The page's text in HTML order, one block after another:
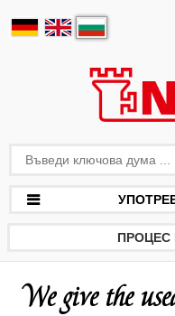
ПРОЦЕС
We give the